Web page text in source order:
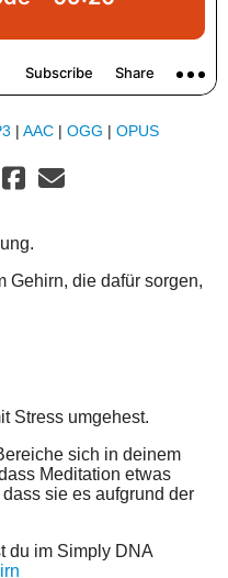
| AAC | OGG | OPUS
Gehirn, die dafür sorgen,
Stress umgehest.
sich in deinem
Meditation etwas
sie es aufgrund der
du im Simply DNA